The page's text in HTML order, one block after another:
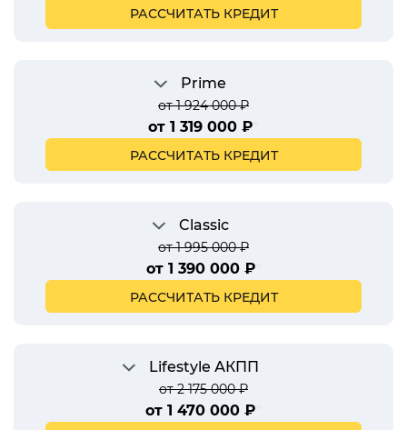
РАССЧИТАТЬ КРЕДИТ
Prime
от 1 924 000 ₽
от 1 319 000 ₽
РАССЧИТАТЬ КРЕДИТ
Classic
от 1 995 000 ₽
от 1 390 000 ₽*
РАССЧИТАТЬ КРЕДИТ
Lifestyle АКПП
от 2 175 000 ₽
от 1 470 000 ₽